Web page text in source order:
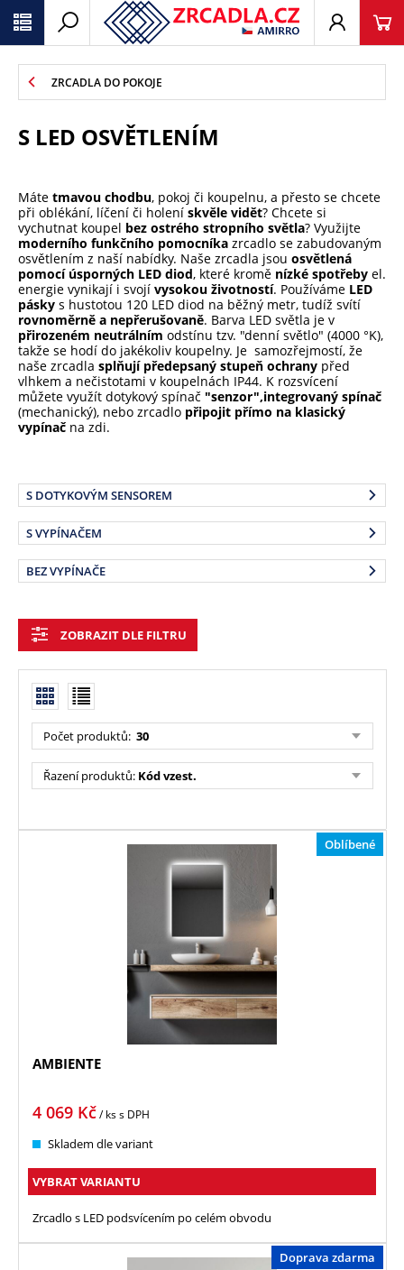
ZRCADLA DO POKOJE
S LED OSVĚTLENÍM
Máte tmavou chodbu, pokoj či koupelnu, a přesto se chcete
při oblékání, líčení či holení skvěle vidět? Chcete si
vychutnat koupel bez ostrého stropního světla? Využijte
moderního funkčního pomocníka zrcadlo se zabudovaným
osvětlením z naší nabídky. Naše zrcadla jsou osvětlená
pomocí úsporných LED diod, které kromě nízké spotřeby el.
energie vynikají i svojí vysokou životností. Používáme LED
pásky s hustotou 120 LED diod na běžný metr, tudíž svítí
rovnoměrně a nepřerušovaně. Barva LED světla je v
přirozeném neutrálním odstínu tzv. "denní světlo" (4000 °K),
takže se hodí do jakékoliv koupelny. Je samozřejmostí, že
naše zrcadla splňují předepsaný stupeň ochrany před
vlhkem a nečistotami v koupelnách IP44. K rozsvícení
můžete využít dotykový spínač "senzor",integrovaný spínač
(mechanický), nebo zrcadlo připojit přímo na klasický
vypínač na zdi.
S DOTYKOVÝM SENSOREM
S VYPÍNAČEM
BEZ VYPÍNAČE
ZOBRAZIT DLE FILTRU
Počet produktů: 30
Řazení produktů: Kód vzest.
Oblíbené
AMBIENTE
4 069 Kč/ kss DPH
Skladem dle variant
VYBRAT VARIANTU
Zrcadlo s LED podsvícením po celém obvodu
Doprava zdarma